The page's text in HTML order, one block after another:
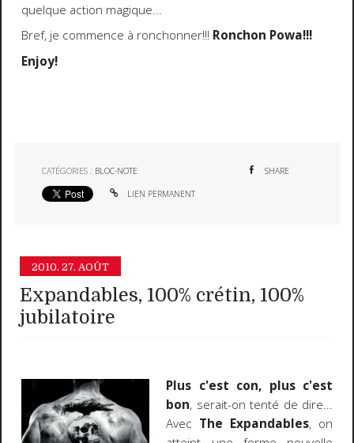
quelque action magique...
Bref, je commence à ronchonner!!! Ronchon Powa!!!
Enjoy!
CATÉGORIES : BLOC-NOTE SHARE
LIEN PERMANENT
2010. 27. AOÛT
Expandables, 100% crétin, 100%
jubilatoire
Plus c'est con, plus c'est
bon, serait-on tenté de dire...
Avec The Expandables, on